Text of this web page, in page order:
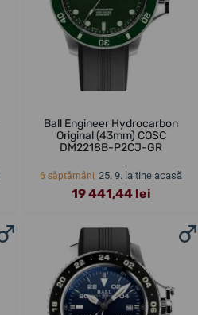
Ball Engineer Hydrocarbon
Original (43mm) COSC
DM2218B-P2CJ-GR
6 săptămâni 25. 9. la tine acasă
19 441,44 lei